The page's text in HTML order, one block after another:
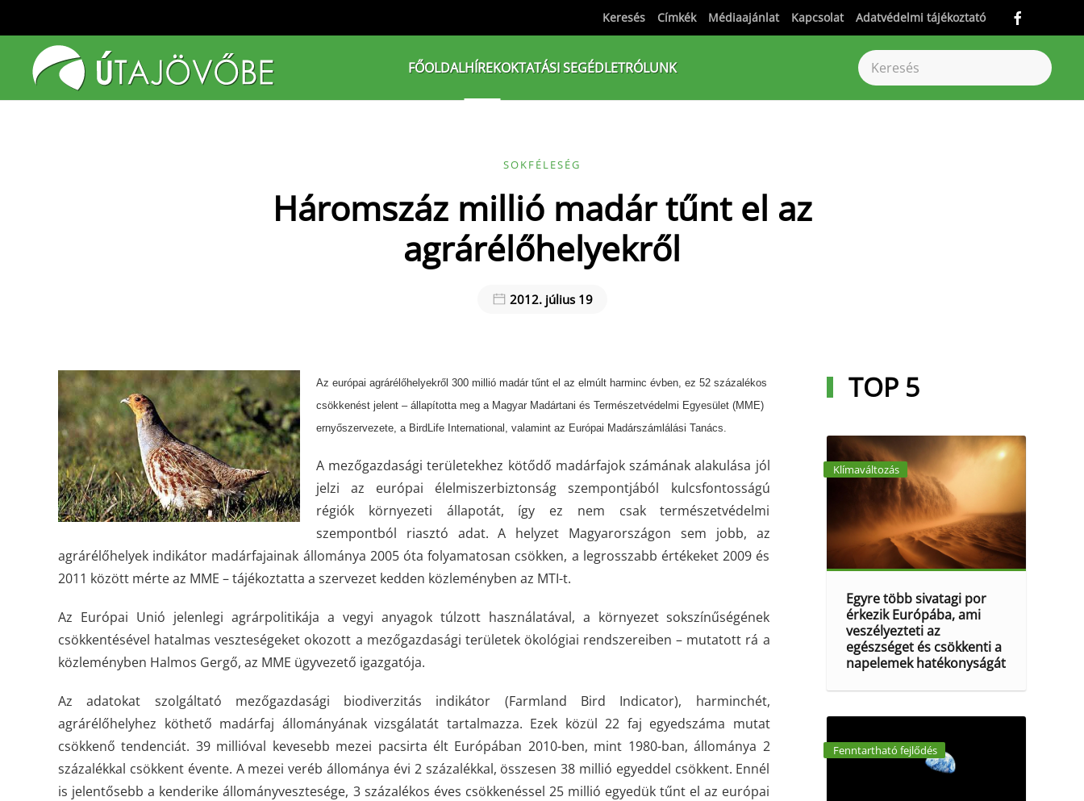
Fő tartalom átugrása
Keresés Címkék Médiaajánlat Kapcsolat Adatvédelmi tájékoztató
FŐOLDALHÍREKOKTATÁSI SEGÉDLETRÓLUNK
SOKFÉLESÉG
Háromszáz millió madár tűnt el az
agrárélőhelyekről
2012. július 19
Az európai agrárélőhelyekről 300 millió madár tűnt el az elmúlt harminc évben, ez 52 százalékos
csökkenést jelent – állapította meg a Magyar Madártani és Természetvédelmi Egyesület (MME)
ernyőszervezete, a BirdLife International, valamint az Európai Madárszámlálási Tanács.
A mezőgazdasági területekhez kötődő madárfajok számának alakulása jól
jelzi az európai élelmiszerbiztonság szempontjából kulcsfontosságú
régiók környezeti állapotát, így ez nem csak természetvédelmi
szempontból riasztó adat. A helyzet Magyarországon sem jobb, az
agrárélőhelyek indikátor madárfajainak állománya 2005 óta folyamatosan csökken, a legrosszabb értékeket 2009 és
2011 között mérte az MME – tájékoztatta a szervezet kedden közleményben az MTI-t.
Az Európai Unió jelenlegi agrárpolitikája a vegyi anyagok túlzott használatával, a környezet sokszínűségének
csökkentésével hatalmas veszteségeket okozott a mezőgazdasági területek ökológiai rendszereiben – mutatott rá a
közleményben Halmos Gergő, az MME ügyvezető igazgatója.
Az adatokat szolgáltató mezőgazdasági biodiverzitás indikátor (Farmland Bird Indicator), harminchét,
agrárélőhelyhez köthető madárfaj állományának vizsgálatát tartalmazza. Ezek közül 22 faj egyedszáma mutat
csökkenő tendenciát. 39 millióval kevesebb mezei pacsirta élt Európában 2010-ben, mint 1980-ban, állománya 2
százalékkal csökkent évente. A mezei veréb állománya évi 2 százalékkal, összesen 38 millió egyeddel csökkent. Ennél
is jelentősebb a kenderike állományvesztesége, 3 százalékos éves csökkenéssel 25 millió egyedük tűnt el az európai
TOP 5
Klímaváltozás
Egyre több sivatagi por
érkezik Európába, ami
veszélyezteti az
egészséget és csökkenti a
napelemek hatékonyságát
Fenntartható fejlődés